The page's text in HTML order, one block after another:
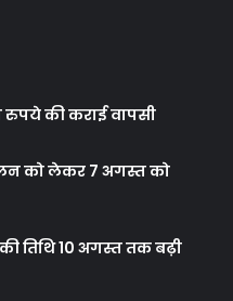
की कराई वापसी
को लेकर 7 अगस्त को
तिथि 10 अगस्त तक बढ़ी